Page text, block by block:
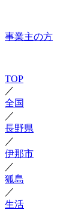
事業主の方
TOP
／
全国
／
長野県
／
伊那市
／
狐島
／
生活